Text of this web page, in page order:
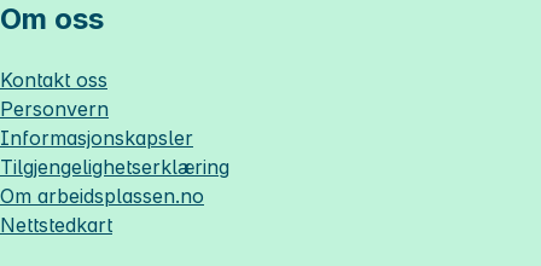
Om oss
Kontakt oss
Personvern
Informasjonskapsler
Tilgjengelighetserklæring
Om arbeidsplassen.no
Nettstedkart